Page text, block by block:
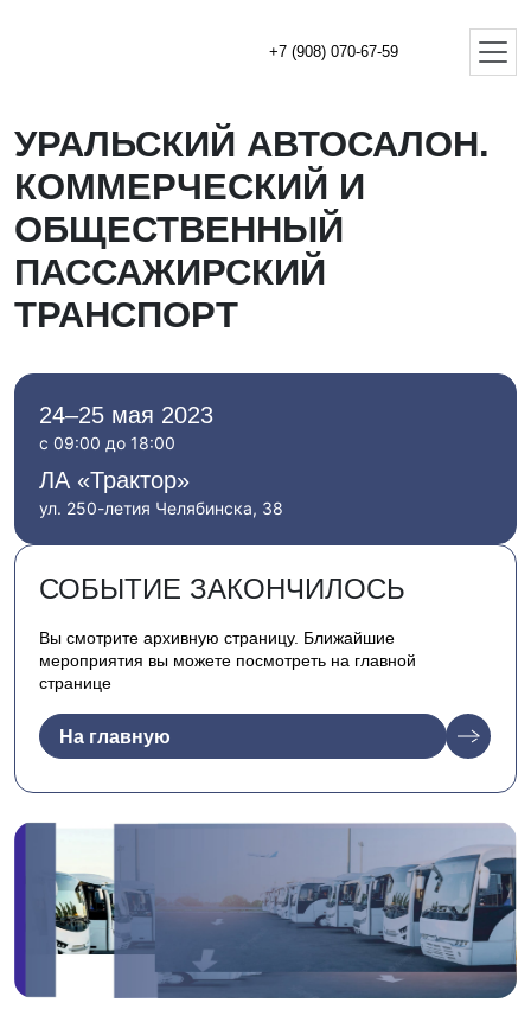
+7 (908) 070-67-59
УРАЛЬСКИЙ АВТОСАЛОН.
КОММЕРЧЕСКИЙ И
ОБЩЕСТВЕННЫЙ
ПАССАЖИРСКИЙ
ТРАНСПОРТ
24–25 мая 2023
с 09:00 до 18:00
ЛА «Трактор»
ул. 250-летия Челябинска, 38
СОБЫТИЕ ЗАКОНЧИЛОСЬ
Вы смотрите архивную страницу. Ближайшие
мероприятия вы можете посмотреть на главной
странице
На главную